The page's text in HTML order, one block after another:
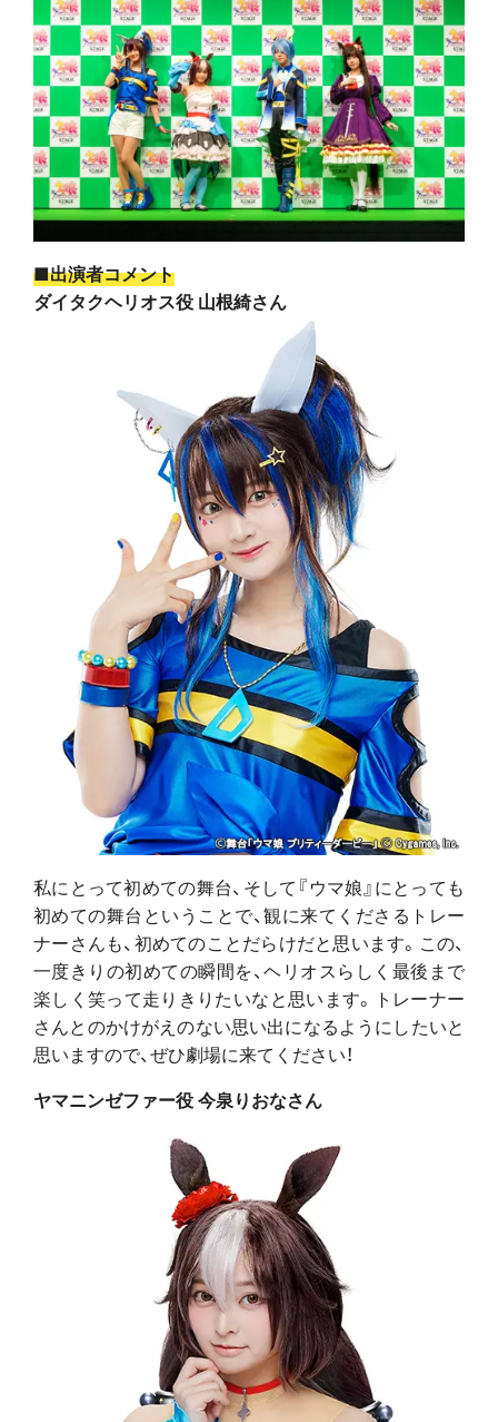
■出演者コメント
ダイタクヘリオス役 山根綺さん
私にとって初めての舞台、そして『ウマ娘』にとっても
初めての舞台ということで、観に来てくださるトレー
ナーさんも、初めてのことだらけだと思います。この、
一度きりの初めての瞬間を、ヘリオスらしく最後まで
楽しく笑って走りきりたいなと思います。トレーナー
さんとのかけがえのない思い出になるようにしたいと
思いますので、ぜひ劇場に来てください！
ヤマニンゼファー役 今泉りおなさん